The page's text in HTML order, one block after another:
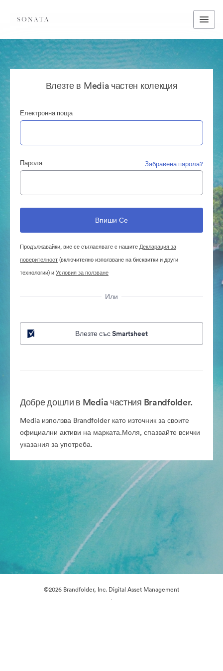
Влезте в Media частен колекция
Електронна поща
Парола Забравена парола?
Продължавайки, вие се съгласявате с нашитеДекларация за
поверителност(включително използване на бисквитки и други
технологии) иУсловия за ползване
Или
Влезте със Smartsheet
Добре дошли в Media частния Brandfolder.
Media използва Brandfolder като източник за своите
официални активи на марката.Моля, спазвайте всички
указания за употреба.
©2026 Brandfolder, Inc. Digital Asset Management
·